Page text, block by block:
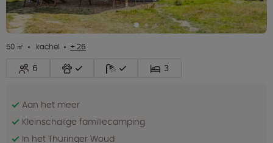
50 ㎡ kachel + 26
6 3
Aan het meer
Kleinschalige familiecamping
In het Thüringer Woud